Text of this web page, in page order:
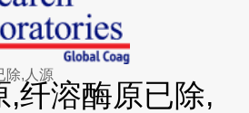
除,人源
,纤溶酶原已除,